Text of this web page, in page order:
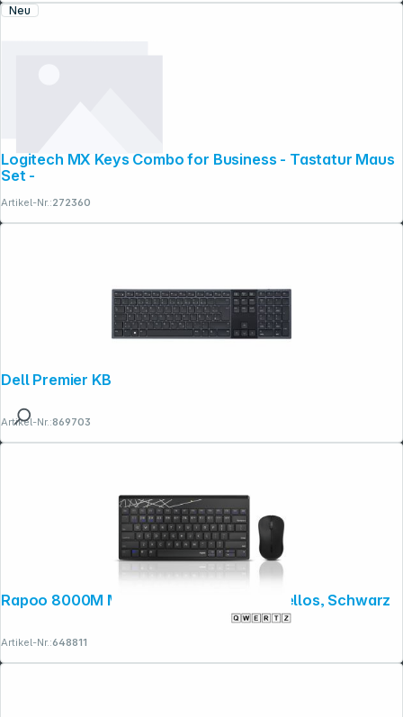
Neu
Logitech MX Keys Combo for Business - Tastatur Maus
Set -
Artikel-Nr.:272360
Dell Premier KB900
Artikel-Nr.:869703
Rapoo 8000M Multi-Mode-Deskset Kabellos, Schwarz
Artikel-Nr.:648811